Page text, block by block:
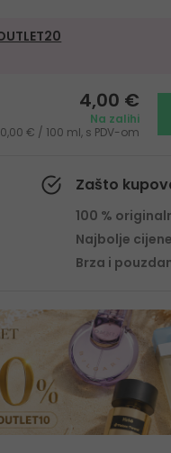
4,00 €
Na zalihi
€ / 100 ml, s PDV-om
Zašto
100 %
Najbolje
Brza i